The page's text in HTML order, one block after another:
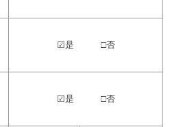
☑是 □否
☑是 □否